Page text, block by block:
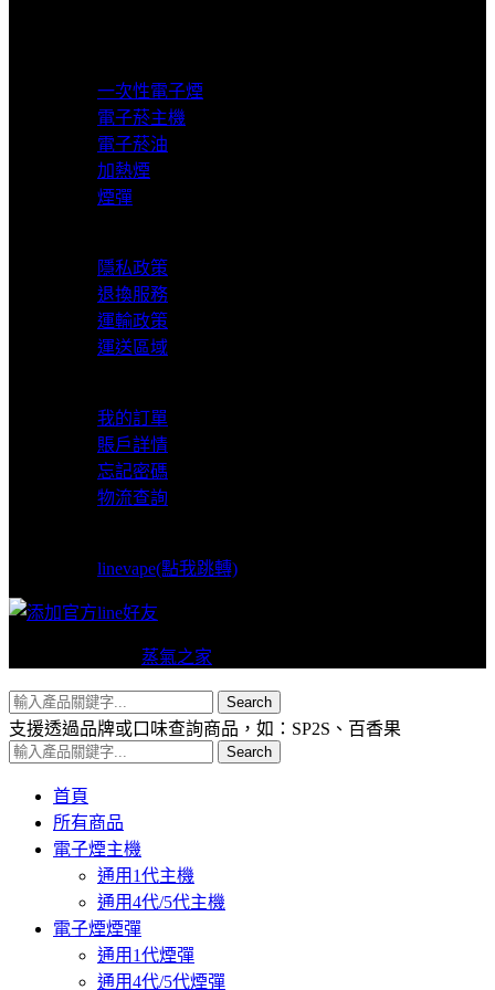
一次性電子煙
電子菸主機
電子菸油
加熱煙
煙彈
隱私政策
退換服務
運輸政策
運送區域
我的訂單
賬戶詳情
忘記密碼
物流查詢
linevape(點我跳轉)
蒸氣之家
Search
支援透過品牌或口味查詢商品，如：SP2S、百香果
Search
首頁
所有商品
電子煙主機
通用1代主機
通用4代/5代主機
電子煙煙彈
通用1代煙彈
通用4代/5代煙彈